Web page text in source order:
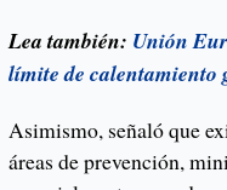
Lea también: Unión
límite de calentamiento
Asimismo, señaló que
áreas de prevención,